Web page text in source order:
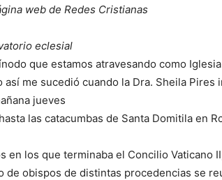
web de Redes Cristianas
eclesial
que estamos atravesando como
así me sucedió cuando la Dra. Sheila
jueves
las catacumbas de Santa Domitila en
en los que terminaba el Concilio Vaticano
de obispos de distintas procedencias se